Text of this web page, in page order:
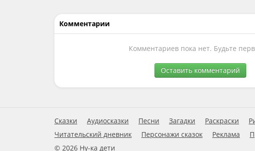
Комментарии
Комментариев пока нет. Будьте
Оставить комментарий
Сказки Аудиосказки Песни Загадки Раскраски
Читательский дневник
Персонажи сказок Реклама
© 2026 Ну-ка дети